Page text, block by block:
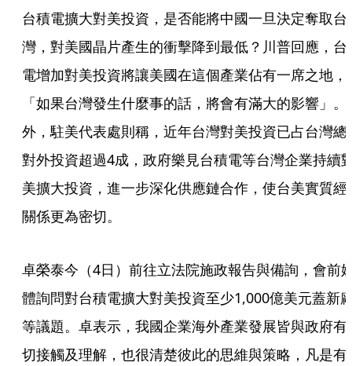
台積電擴大對美投資，是否能將中國一旦決定奪取台
灣，對美國晶片產生的衝擊降到最低？川普回應，台
電增加對美投資將讓美國在這個產業佔有一席之地，
「如果台灣發生什麼事的話，將會有滿大的影響」。
外，駐美代表處則稱，近年台灣對美投資已占台灣總
對外投資超過4成，政府樂見台積電等台灣企業持續
美擴大投資，進一步深化供應鏈合作，使台美實質經
關係更為密切。
卓榮泰今（4日）前往立法院施政報告與備詢，會前
體詢問對台積電擴大對美投資至少1,000億美元蓋新
等議題。卓表示，我國企業海外產業發展皆與政府有
切接觸及理解，也很清楚彼此的思維與策略，凡是有